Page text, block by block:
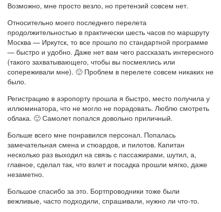
Возможно, мне просто везло, но претензий совсем нет.
Относительно моего последнего перелета
продолжительностью в практически шесть часов по маршруту
Москва — Иркутск, то все прошло по стандартной программе
— быстро и удобно. Даже нет вам чего рассказать интересного
(такого захватывающего, чтобы вы посмеялись или
сопереживали мне). 🙂 Проблем в перелете совсем никаких не
было.
Регистрацию в аэропорту прошла я быстро, место получила у
иллюминатора, что не могло не порадовать. Люблю смотреть
облака. 🙂 Самолет попался довольно приличный.
Больше всего мне понравился персонал. Попалась
замечательная смена и стюардов, и пилотов. Капитан
несколько раз выходил на связь с пассажирами, шутил, а,
главное, сделал так, что взлет и посадка прошли мягко, даже
незаметно.
Большое спасибо за это. Бортпроводники тоже были
вежливые, часто подходили, спрашивали, нужно ли что-то.